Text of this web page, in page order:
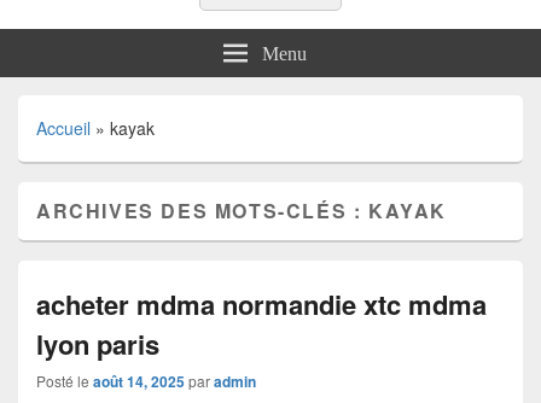
Menu
Accueil » kayak
ARCHIVES DES MOTS-CLÉS : KAYAK
acheter mdma normandie xtc mdma
lyon paris
Posté le août 14, 2025paradmin